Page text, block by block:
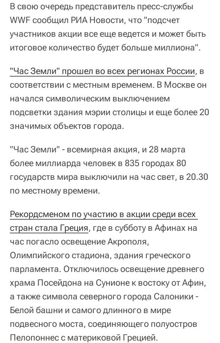
В свою очередь представитель пресс-службы
WWF сообщил РИА Новости, что "подсчет
участников акции все еще ведется и может быть
итоговое количество будет больше миллиона".
"Час Земли" прошел во всех регионах России, в
соответствии с местным временем. В Москве он
начался символическим выключением
подсветки здания мэрии столицы и еще более 20
значимых объектов города.
"Час Земли" - всемирная акция, и 28 марта
более миллиарда человек в 835 городах 80
государств мира выключили на час свет, в 20.30
по местному времени.
Рекордсменом по участию в акции среди всех
стран стала Греция, где в субботу в Афинах на
час погасло освещение Акрополя,
Олимпийского стадиона, здания греческого
парламента. Отключилось освещение древнего
храма Посейдона на Сунионе к востоку от Афин,
а также символа северного города Салоники -
Белой башни и самого длинного в мире
подвесного моста, соединяющего полуостров
Пелопоннес с материковой Грецией.